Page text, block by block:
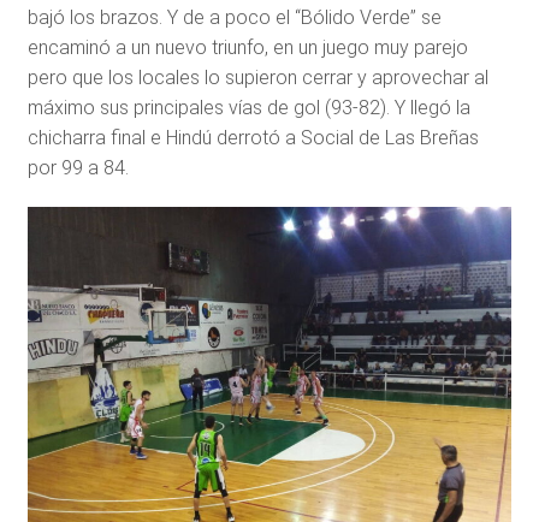
bajó los brazos. Y de a poco el “Bólido Verde” se
encaminó a un nuevo triunfo, en un juego muy parejo
pero que los locales lo supieron cerrar y aprovechar al
máximo sus principales vías de gol (93-82). Y llegó la
chicharra final e Hindú derrotó a Social de Las Breñas
por 99 a 84.